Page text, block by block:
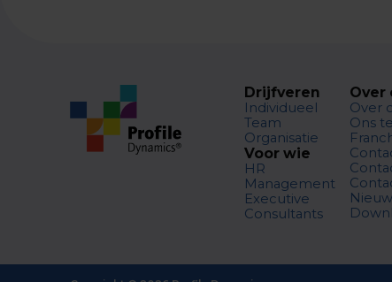
Drijfveren
Individueel
Team
Organisatie
Voor wie
HR
Management
Executive
Consultants
Over
Over
Ons